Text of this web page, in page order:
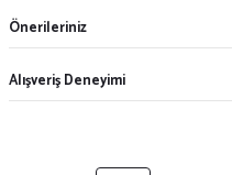
Önerileriniz
Alışveriş Deneyimi